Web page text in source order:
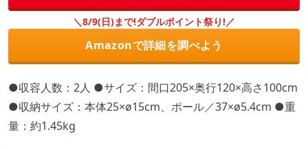
＼8/9(日)まで!ダブルポイント祭り!／
Amazonで詳細を調べよう
●収容人数：2人 ●サイズ：間口205×奥行120×高さ100cm
●収納サイズ：本体25×ø15cm、ポール／37×ø5.4cm ●重
量：約1.45kg